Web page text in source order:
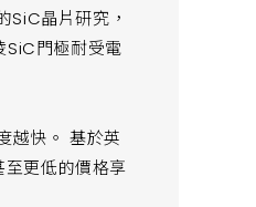
SiC晶片研究，
門極耐受電
越快。 基於英
更低的價格享